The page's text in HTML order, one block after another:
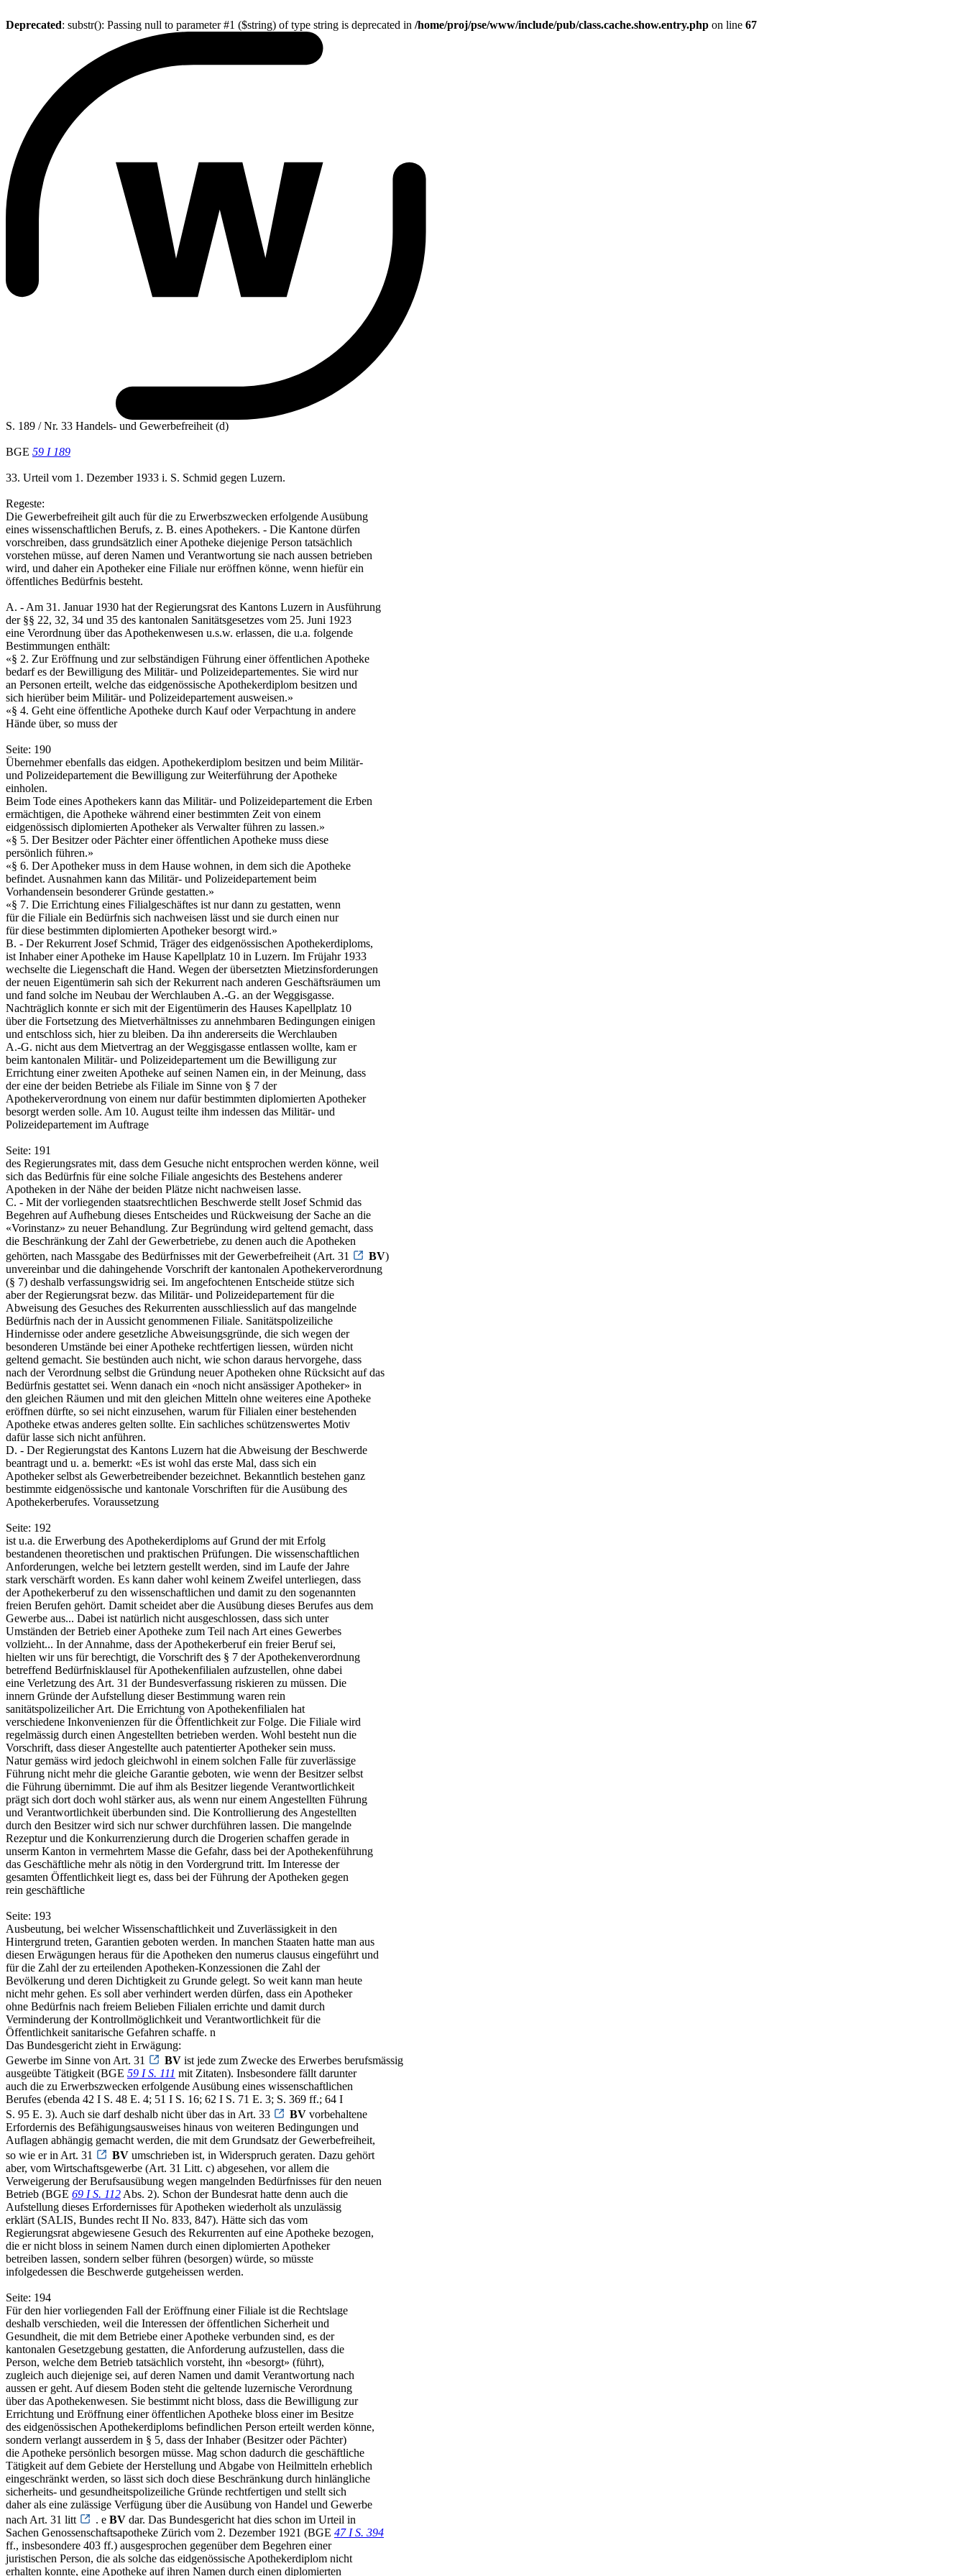
Deprecated: substr(): Passing null to parameter #1 ($string) of type string is deprecated in /home/proj/pse/www/include/pub/class.cache.show.entry.php on line 67
S. 189 / Nr. 33 Handels- und Gewerbefreiheit (d)
BGE 59 I 189
33. Urteil vom 1. Dezember 1933 i. S. Schmid gegen Luzern.
Regeste:
Die Gewerbefreiheit gilt auch für die zu Erwerbszwecken erfolgende Ausübung
eines wissenschaftlichen Berufs, z. B. eines Apothekers. - Die Kantone dürfen
vorschreiben, dass grundsätzlich einer Apotheke diejenige Person tatsächlich
vorstehen müsse, auf deren Namen und Verantwortung sie nach aussen betrieben
wird, und daher ein Apotheker eine Filiale nur eröffnen könne, wenn hiefür ein
öffentliches Bedürfnis besteht.
A. - Am 31. Januar 1930 hat der Regierungsrat des Kantons Luzern in Ausführung
der §§ 22, 32, 34 und 35 des kantonalen Sanitätsgesetzes vom 25. Juni 1923
eine Verordnung über das Apothekenwesen u.s.w. erlassen, die u.a. folgende
Bestimmungen enthält:
«§ 2. Zur Eröffnung und zur selbständigen Führung einer öffentlichen Apotheke
bedarf es der Bewilligung des Militär- und Polizeidepartementes. Sie wird nur
an Personen erteilt, welche das eidgenössische Apothekerdiplom besitzen und
sich hierüber beim Militär- und Polizeidepartement ausweisen.»
«§ 4. Geht eine öffentliche Apotheke durch Kauf oder Verpachtung in andere
Hände über, so muss der
Seite: 190
Übernehmer ebenfalls das eidgen. Apothekerdiplom besitzen und beim Militär-
und Polizeidepartement die Bewilligung zur Weiterführung der Apotheke
einholen.
Beim Tode eines Apothekers kann das Militär- und Polizeidepartement die Erben
ermächtigen, die Apotheke während einer bestimmten Zeit von einem
eidgenössisch diplomierten Apotheker als Verwalter führen zu lassen.»
«§ 5. Der Besitzer oder Pächter einer öffentlichen Apotheke muss diese
persönlich führen.»
«§ 6. Der Apotheker muss in dem Hause wohnen, in dem sich die Apotheke
befindet. Ausnahmen kann das Militär- und Polizeidepartement beim
Vorhandensein besonderer Gründe gestatten.»
«§ 7. Die Errichtung eines Filialgeschäftes ist nur dann zu gestatten, wenn
für die Filiale ein Bedürfnis sich nachweisen lässt und sie durch einen nur
für diese bestimmten diplomierten Apotheker besorgt wird.»
B. - Der Rekurrent Josef Schmid, Träger des eidgenössischen Apothekerdiploms,
ist Inhaber einer Apotheke im Hause Kapellplatz 10 in Luzern. Im Früjahr 1933
wechselte die Liegenschaft die Hand. Wegen der übersetzten Mietzinsforderungen
der neuen Eigentümerin sah sich der Rekurrent nach anderen Geschäftsräumen um
und fand solche im Neubau der Werchlauben A.-G. an der Weggisgasse.
Nachträglich konnte er sich mit der Eigentümerin des Hauses Kapellplatz 10
über die Fortsetzung des Mietverhältnisses zu annehmbaren Bedingungen einigen
und entschloss sich, hier zu bleiben. Da ihn andererseits die Werchlauben
A.-G. nicht aus dem Mietvertrag an der Weggisgasse entlassen wollte, kam er
beim kantonalen Militär- und Polizeidepartement um die Bewilligung zur
Errichtung einer zweiten Apotheke auf seinen Namen ein, in der Meinung, dass
der eine der beiden Betriebe als Filiale im Sinne von § 7 der
Apothekerverordnung von einem nur dafür bestimmten diplomierten Apotheker
besorgt werden solle. Am 10. August teilte ihm indessen das Militär- und
Polizeidepartement im Auftrage
Seite: 191
des Regierungsrates mit, dass dem Gesuche nicht entsprochen werden könne, weil
sich das Bedürfnis für eine solche Filiale angesichts des Bestehens anderer
Apotheken in der Nähe der beiden Plätze nicht nachweisen lasse.
C. - Mit der vorliegenden staatsrechtlichen Beschwerde stellt Josef Schmid das
Begehren auf Aufhebung dieses Entscheides und Rückweisung der Sache an die
«Vorinstanz» zu neuer Behandlung. Zur Begründung wird geltend gemacht, dass
die Beschränkung der Zahl der Gewerbetriebe, zu denen auch die Apotheken
gehörten, nach Massgabe des Bedürfnisses mit der Gewerbefreiheit (Art. 31
BV)
unvereinbar und die dahingehende Vorschrift der kantonalen Apothekerverordnung
(§ 7) deshalb verfassungswidrig sei. Im angefochtenen Entscheide stütze sich
aber der Regierungsrat bezw. das Militär- und Polizeidepartement für die
Abweisung des Gesuches des Rekurrenten ausschliesslich auf das mangelnde
Bedürfnis nach der in Aussicht genommenen Filiale. Sanitätspolizeiliche
Hindernisse oder andere gesetzliche Abweisungsgründe, die sich wegen der
besonderen Umstände bei einer Apotheke rechtfertigen liessen, würden nicht
geltend gemacht. Sie bestünden auch nicht, wie schon daraus hervorgehe, dass
nach der Verordnung selbst die Gründung neuer Apotheken ohne Rücksicht auf das
Bedürfnis gestattet sei. Wenn danach ein «noch nicht ansässiger Apotheker» in
den gleichen Räumen und mit den gleichen Mitteln ohne weiteres eine Apotheke
eröffnen dürfte, so sei nicht einzusehen, warum für Filialen einer bestehenden
Apotheke etwas anderes gelten sollte. Ein sachliches schützenswertes Motiv
dafür lasse sich nicht anführen.
D. - Der Regierungstat des Kantons Luzern hat die Abweisung der Beschwerde
beantragt und u. a. bemerkt: «Es ist wohl das erste Mal, dass sich ein
Apotheker selbst als Gewerbetreibender bezeichnet. Bekanntlich bestehen ganz
bestimmte eidgenössische und kantonale Vorschriften für die Ausübung des
Apothekerberufes. Voraussetzung
Seite: 192
ist u.a. die Erwerbung des Apothekerdiploms auf Grund der mit Erfolg
bestandenen theoretischen und praktischen Prüfungen. Die wissenschaftlichen
Anforderungen, welche bei letztern gestellt werden, sind im Laufe der Jahre
stark verschärft worden. Es kann daher wohl keinem Zweifel unterliegen, dass
der Apothekerberuf zu den wissenschaftlichen und damit zu den sogenannten
freien Berufen gehört. Damit scheidet aber die Ausübung dieses Berufes aus dem
Gewerbe aus... Dabei ist natürlich nicht ausgeschlossen, dass sich unter
Umständen der Betrieb einer Apotheke zum Teil nach Art eines Gewerbes
vollzieht... In der Annahme, dass der Apothekerberuf ein freier Beruf sei,
hielten wir uns für berechtigt, die Vorschrift des § 7 der Apothekenverordnung
betreffend Bedürfnisklausel für Apothekenfilialen aufzustellen, ohne dabei
eine Verletzung des Art. 31 der Bundesverfassung riskieren zu müssen. Die
innern Gründe der Aufstellung dieser Bestimmung waren rein
sanitätspolizeilicher Art. Die Errichtung von Apothekenfilialen hat
verschiedene Inkonvenienzen für die Öffentlichkeit zur Folge. Die Filiale wird
regelmässig durch einen Angestellten betrieben werden. Wohl besteht nun die
Vorschrift, dass dieser Angestellte auch patentierter Apotheker sein muss.
Natur gemäss wird jedoch gleichwohl in einem solchen Falle für zuverlässige
Führung nicht mehr die gleiche Garantie geboten, wie wenn der Besitzer selbst
die Führung übernimmt. Die auf ihm als Besitzer liegende Verantwortlichkeit
prägt sich dort doch wohl stärker aus, als wenn nur einem Angestellten Führung
und Verantwortlichkeit überbunden sind. Die Kontrollierung des Angestellten
durch den Besitzer wird sich nur schwer durchführen lassen. Die mangelnde
Rezeptur und die Konkurrenzierung durch die Drogerien schaffen gerade in
unserm Kanton in vermehrtem Masse die Gefahr, dass bei der Apothekenführung
das Geschäftliche mehr als nötig in den Vordergrund tritt. Im Interesse der
gesamten Öffentlichkeit liegt es, dass bei der Führung der Apotheken gegen
rein geschäftliche
Seite: 193
Ausbeutung, bei welcher Wissenschaftlichkeit und Zuverlässigkeit in den
Hintergrund treten, Garantien geboten werden. In manchen Staaten hatte man aus
diesen Erwägungen heraus für die Apotheken den numerus clausus eingeführt und
für die Zahl der zu erteilenden Apotheken-Konzessionen die Zahl der
Bevölkerung und deren Dichtigkeit zu Grunde gelegt. So weit kann man heute
nicht mehr gehen. Es soll aber verhindert werden dürfen, dass ein Apotheker
ohne Bedürfnis nach freiem Belieben Filialen errichte und damit durch
Verminderung der Kontrollmöglichkeit und Verantwortlichkeit für die
Öffentlichkeit sanitarische Gefahren schaffe. n
Das Bundesgericht zieht in Erwägung:
Gewerbe im Sinne von Art. 31
BV ist jede zum Zwecke des Erwerbes berufsmässig
ausgeübte Tätigkeit (BGE 59 I S. 111 mit Zitaten). Insbesondere fällt darunter
auch die zu Erwerbszwecken erfolgende Ausübung eines wissenschaftlichen
Berufes (ebenda 42 I S. 48 E. 4; 51 I S. 16; 62 I S. 71 E. 3; S. 369 ff.; 64 I
S. 95 E. 3). Auch sie darf deshalb nicht über das in Art. 33
BV vorbehaltene
Erfordernis des Befähigungsausweises hinaus von weiteren Bedingungen und
Auflagen abhängig gemacht werden, die mit dem Grundsatz der Gewerbefreiheit,
so wie er in Art. 31
BV umschrieben ist, in Widerspruch geraten. Dazu gehört
aber, vom Wirtschaftsgewerbe (Art. 31 Litt. c) abgesehen, vor allem die
Verweigerung der Berufsausübung wegen mangelnden Bedürfnisses für den neuen
Betrieb (BGE 69 I S. 112 Abs. 2). Schon der Bundesrat hatte denn auch die
Aufstellung dieses Erfordernisses für Apotheken wiederholt als unzulässig
erklärt (SALIS, Bundes recht II No. 833, 847). Hätte sich das vom
Regierungsrat abgewiesene Gesuch des Rekurrenten auf eine Apotheke bezogen,
die er nicht bloss in seinem Namen durch einen diplomierten Apotheker
betreiben lassen, sondern selber führen (besorgen) würde, so müsste
infolgedessen die Beschwerde gutgeheissen werden.
Seite: 194
Für den hier vorliegenden Fall der Eröffnung einer Filiale ist die Rechtslage
deshalb verschieden, weil die Interessen der öffentlichen Sicherheit und
Gesundheit, die mit dem Betriebe einer Apotheke verbunden sind, es der
kantonalen Gesetzgebung gestatten, die Anforderung aufzustellen, dass die
Person, welche dem Betrieb tatsächlich vorsteht, ihn «besorgt» (führt),
zugleich auch diejenige sei, auf deren Namen und damit Verantwortung nach
aussen er geht. Auf diesem Boden steht die geltende luzernische Verordnung
über das Apothekenwesen. Sie bestimmt nicht bloss, dass die Bewilligung zur
Errichtung und Eröffnung einer öffentlichen Apotheke bloss einer im Besitze
des eidgenössischen Apothekerdiploms befindlichen Person erteilt werden könne,
sondern verlangt ausserdem in § 5, dass der Inhaber (Besitzer oder Pächter)
die Apotheke persönlich besorgen müsse. Mag schon dadurch die geschäftliche
Tätigkeit auf dem Gebiete der Herstellung und Abgabe von Heilmitteln erheblich
eingeschränkt werden, so lässt sich doch diese Beschränkung durch hinlängliche
sicherheits- und gesundheitspolizeiliche Gründe rechtfertigen und stellt sich
daher als eine zulässige Verfügung über die Ausübung von Handel und Gewerbe
nach Art. 31 litt
. e BV dar. Das Bundesgericht hat dies schon im Urteil in
Sachen Genossenschaftsapotheke Zürich vom 2. Dezember 1921 (BGE 47 I S. 394
ff., insbesondere 403 ff.) ausgesprochen gegenüber dem Begehren einer
juristischen Person, die als solche das eidgenössische Apothekerdiplom nicht
erhalten konnte, eine Apotheke auf ihren Namen durch einen diplomierten